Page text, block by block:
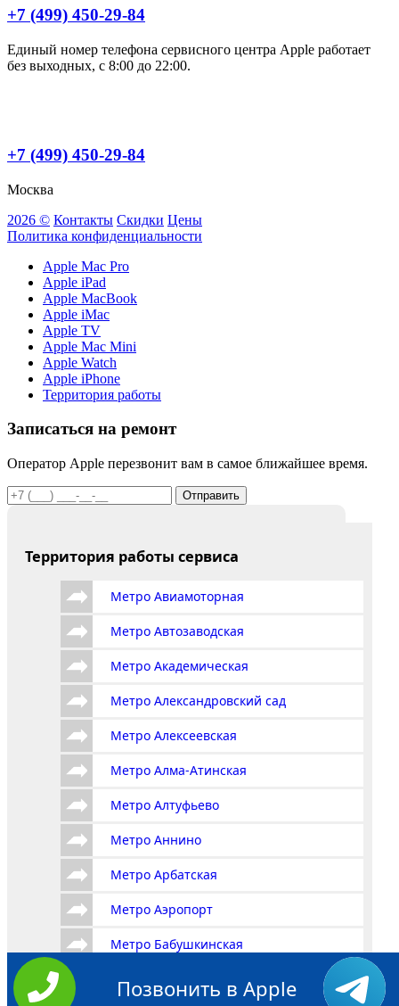
+7 (499) 450-29-84
Единый номер телефона сервисного центра Apple работает
без выходных, с 8:00 до 22:00.
+7 (499) 450-29-84
Москва
2026 © Контакты Скидки Цены
Политика конфиденциальности
Apple Mac Pro
Apple iPad
Apple MacBook
Apple iMac
Apple TV
Apple Mac Mini
Apple Watch
Apple iPhone
Территория работы
Записаться на ремонт
Оператор Apple перезвонит вам в самое ближайшее время.
Отправить
Территория работы сервиса
Метро Авиамоторная
Метро Автозаводская
Метро Академическая
Метро Александровский сад
Метро Алексеевская
Метро Алма-Атинская
Метро Алтуфьево
Метро Аннино
Метро Арбатская
Метро Аэропорт
Метро Бабушкинская
Метро Багратионовская
Позвонить в Apple